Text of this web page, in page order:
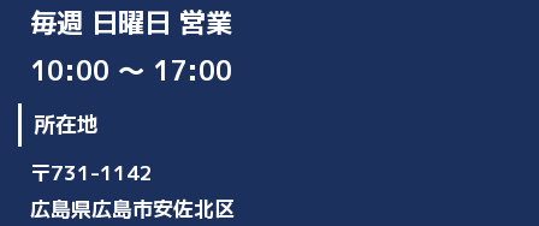
毎週 日曜日 営業
10:00 ～ 17:00
所在地
〒731-1142
広島県広島市安佐北区